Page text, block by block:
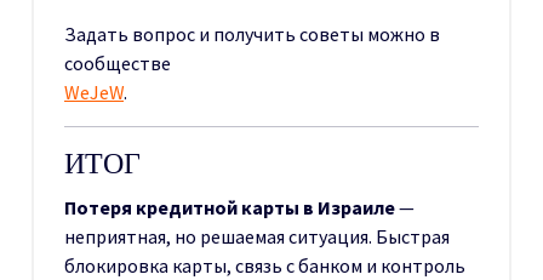
Задать вопрос и получить советы можно в
сообществе
WeJeW.
ИТОГ
Потеря кредитной карты в Израиле—
неприятная, но решаемая ситуация. Быстрая
блокировка карты, связь с банком и контроль